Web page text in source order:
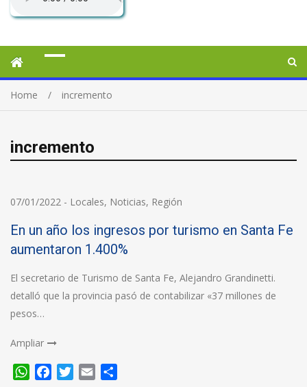
Home incremento
incremento
07/01/2022 - Locales, Noticias, Región
En un año los ingresos por turismo en Santa Fe
aumentaron 1.400%
El secretario de Turismo de Santa Fe, Alejandro Grandinetti.
detalló que la provincia pasó de contabilizar «37 millones de
pesos…
Ampliar
WhatsApp
FacebookTwitter
Email